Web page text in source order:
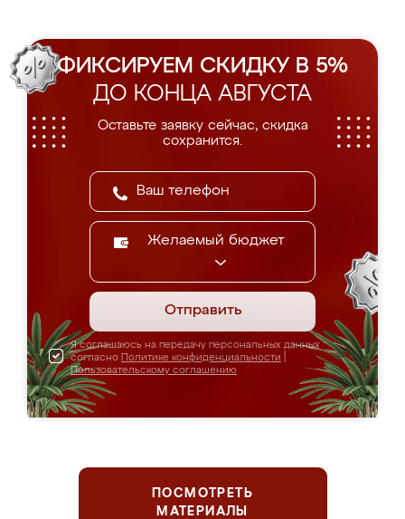
ФИКСИРУЕМ СКИДКУ В 5%
ДО КОНЦА АВГУСТА
Оставьте заявку сейчас, скидка
сохранится.
Желаемый бюджет
Отправить
Я соглашаюсь на передачу персональных данных
согласно Политике конфиденциальности
Пользовательскому соглашению
ПОСМОТРЕТЬ
МАТЕРИАЛЫ